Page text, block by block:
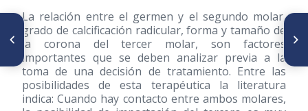
La relación entre el germen y el segundo molar,
grado de calcificación radicular, forma y tamaño de
la corona del tercer molar, son factores
importantes que se deben analizar previa a la
toma de una decisión de tratamiento. Entre las
posibilidades de esta terapéutica la literatura
indica: Cuando hay contacto entre ambos molares,
ARTÍCULO ANTERIOR
Disfunciones Corporales;
Nutricionales, Posturales,
Respiratorias, Deglutivas,
Foniátricas, Masticatorias,
Visuales, Neuro-Psicológicas -
Caso Clínico
SIGUIENTE ARTÍCULO
Determinación de la
contaminación por plomo a
partir de dientes primarios
exfoliados